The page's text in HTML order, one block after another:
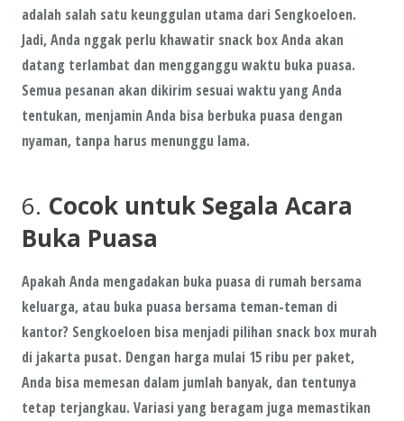
adalah salah satu keunggulan utama dari Sengkoeloen.
Jadi, Anda nggak perlu khawatir snack box Anda akan
datang terlambat dan mengganggu waktu buka puasa.
Semua pesanan akan dikirim sesuai waktu yang Anda
tentukan, menjamin Anda bisa berbuka puasa dengan
nyaman, tanpa harus menunggu lama.
6. Cocok untuk Segala Acara
Buka Puasa
Apakah Anda mengadakan buka puasa di rumah bersama
keluarga, atau buka puasa bersama teman-teman di
kantor? Sengkoeloen bisa menjadi pilihan snack box murah
di jakarta pusat. Dengan harga mulai 15 ribu per paket,
Anda bisa memesan dalam jumlah banyak, dan tentunya
tetap terjangkau. Variasi yang beragam juga memastikan